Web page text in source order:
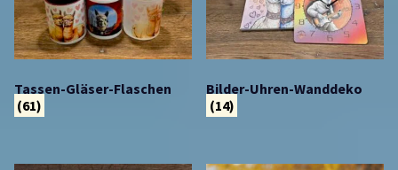
Tassen-Gläser-Flaschen
(61)
Bilder-Uhren-Wanddeko
(14)